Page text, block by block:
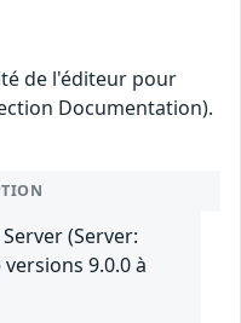
de l'éditeur pour
Documentation).
(Server:
versions 9.0.0 à